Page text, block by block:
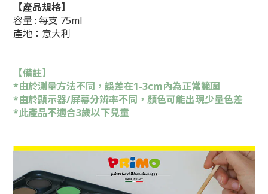
【產品規格】
容量 : 每支 75ml
產地：意大利
【備註】
*由於測量方法不同，誤差在1-3cm內為正常範圍
*由於顯示器/屏幕分辨率不同，顏色可能出現少量色差
*此產品不適合3歲以下兒童